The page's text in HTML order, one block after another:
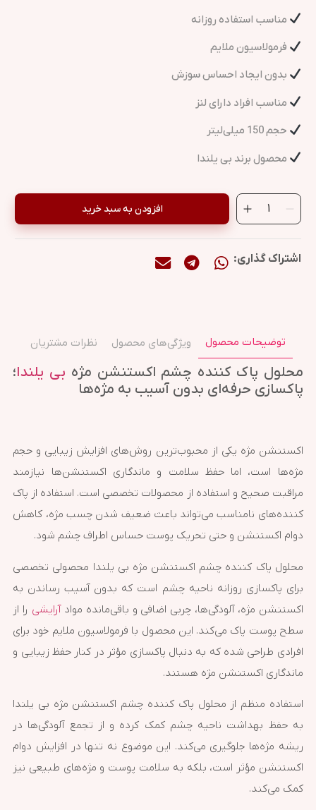
مناسب استفاده روزانه
فرمولاسیون ملایم
بدون ایجاد احساس سوزش
مناسب افراد دارای لنز
حجم 150 میلی‌لیتر
محصول برند بی یلندا
افزودن به سبد خرید
اشتراک گذاری:
توضیحات محصول ویژگی‌های محصول نظرات مشتریان
محلول پاک کننده چشم اکستنشن مژه بی یلندا؛
پاکسازی حرفه‌ای بدون آسیب به مژه‌ها
اکستنشن مژه یکی از محبوب‌ترین روش‌های افزایش زیبایی و حجم
مژه‌ها است، اما حفظ سلامت و ماندگاری اکستنشن‌ها نیازمند
مراقبت صحیح و استفاده از محصولات تخصصی است. استفاده از پاک
کننده‌های نامناسب می‌تواند باعث ضعیف شدن چسب مژه، کاهش
دوام اکستنشن و حتی تحریک پوست حساس اطراف چشم شود.
محلول پاک کننده چشم اکستنشن مژه بی یلندا محصولی تخصصی
برای پاکسازی روزانه ناحیه چشم است که بدون آسیب رساندن به
اکستنشن مژه، آلودگی‌ها، چربی اضافی و باقی‌مانده موادآرایشی را از
سطح پوست پاک می‌کند. این محصول با فرمولاسیون ملایم خود برای
افرادی طراحی شده که به دنبال پاکسازی مؤثر در کنار حفظ زیبایی و
ماندگاری اکستنشن مژه هستند.
استفاده منظم از محلول پاک کننده چشم اکستنشن مژه بی یلندا
به حفظ بهداشت ناحیه چشم کمک کرده و از تجمع آلودگی‌ها در
ریشه مژه‌ها جلوگیری می‌کند. این موضوع نه تنها در افزایش دوام
اکستنشن مؤثر است، بلکه به سلامت پوست و مژه‌های طبیعی نیز
کمک می‌کند.